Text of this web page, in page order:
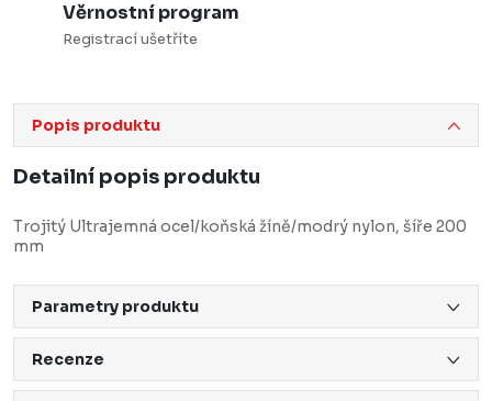
Věrnostní program
Registrací ušetříte
Popis produktu
Detailní popis produktu
Trojitý Ultrajemná ocel/koňská žíně/modrý nylon, šíře 200
mm
Parametry produktu
Recenze